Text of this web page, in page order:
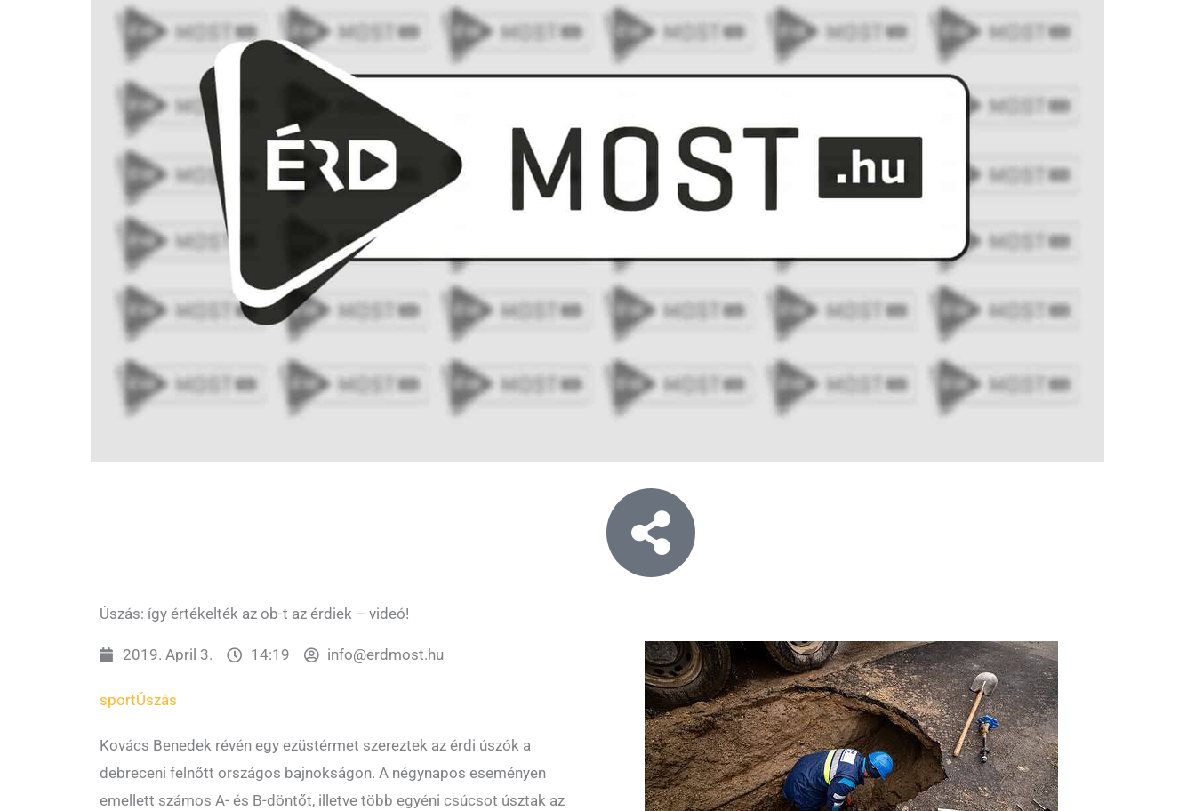
Úszás: így értékelték az ob-t az érdiek – videó!
2019. April 3. 14:19 info@erdmost.hu
sportÚszás
Kovács Benedek révén egy ezüstérmet szereztek az érdi úszók a
debreceni felnőtt országos bajnokságon. A négynapos eseményen
emellett számos A- és B-döntőt, illetve több egyéni csúcsot úsztak az